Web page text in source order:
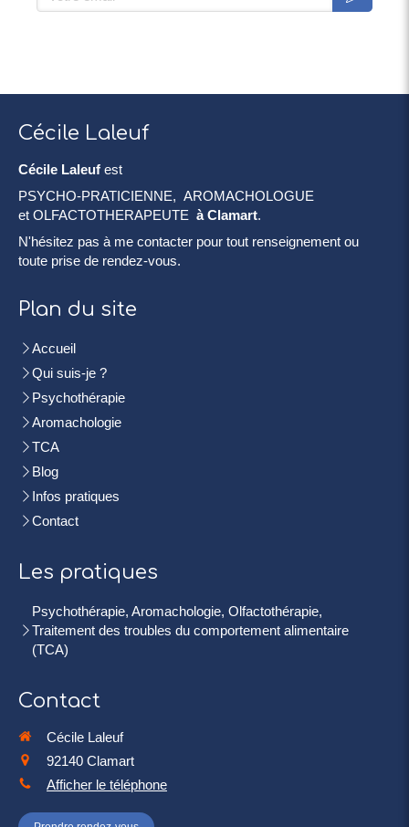
Cécile Laleuf
Cécile Laleuf est
PSYCHO-PRATICIENNE, AROMACHOLOGUE
et OLFACTOTHERAPEUTE à Clamart.
N'hésitez pas à me contacter pour tout renseignement ou
toute prise de rendez-vous.
Plan du site
Accueil
Qui suis-je ?
Psychothérapie
Aromachologie
TCA
Blog
Infos pratiques
Contact
Les pratiques
Psychothérapie, Aromachologie, Olfactothérapie,
Traitement des troubles du comportement alimentaire
(TCA)
Contact
Cécile Laleuf
92140 Clamart
Afficher le téléphone